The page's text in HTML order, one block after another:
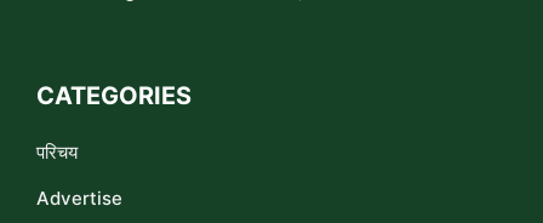
CATEGORIES
परिचय
Advertise